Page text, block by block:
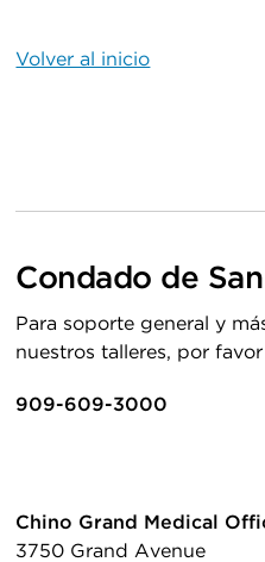
Volver al inicio
Condado de
Para soporte general y
nuestros talleres, por
909-609-3000
Chino Grand Medical
3750 Grand Avenue